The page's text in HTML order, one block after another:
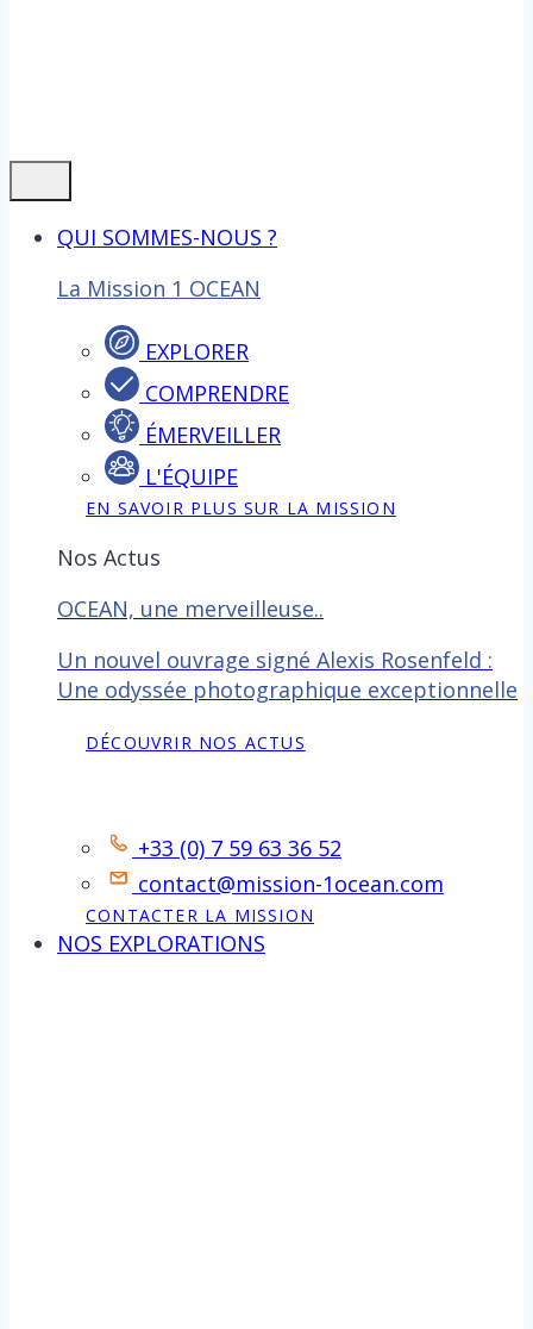
QUI SOMMES-NOUS ?
La Mission 1 OCEAN
EXPLORER
COMPRENDRE
ÉMERVEILLER
L'ÉQUIPE
EN SAVOIR PLUS SUR LA MISSION
Nos Actus
OCEAN, une merveilleuse..
Un nouvel ouvrage signé Alexis Rosenfeld :
Une odyssée photographique exceptionnelle
DÉCOUVRIR NOS ACTUS
+33 (0) 7 59 63 36 52
contact@mission-1ocean.com
CONTACTER LA MISSION
NOS EXPLORATIONS